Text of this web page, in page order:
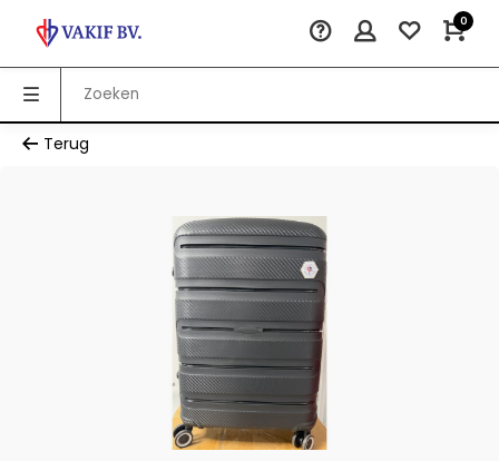
0
Terug